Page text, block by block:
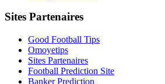
Sites Partenaires
Good Football Tips
Omoyetips
Sites Partenaires
Football Prediction Site
Banker Prediction